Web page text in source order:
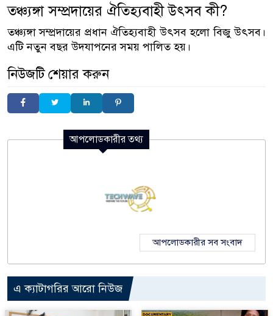
তঞ্চ্যঙ্গা সম্প্রদায়ের ঐতিহ্যবাহী উৎসব কী?
তঞ্চ্যঙ্গা সম্প্রদায়ের প্রধান ঐতিহ্যবাহী উৎসব হলো বিজু উৎসব।
এটি নতুন বছর উদযাপনের সময় পালিত হয়।
নিউজটি শেয়ার করুন
আপলোডকারীর তথ্য
আপলোডকারীর সব সংবাদ
এ ক্যাটাগরির আরো নিউজ